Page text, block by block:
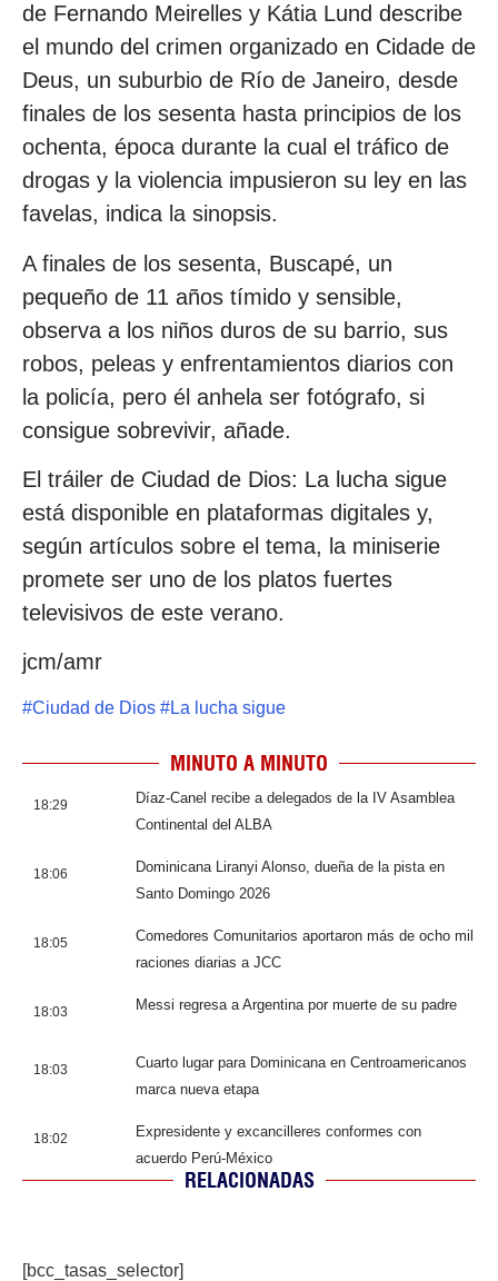
de Fernando Meirelles y Kátia Lund describe
el mundo del crimen organizado en Cidade de
Deus, un suburbio de Río de Janeiro, desde
finales de los sesenta hasta principios de los
ochenta, época durante la cual el tráfico de
drogas y la violencia impusieron su ley en las
favelas, indica la sinopsis.
A finales de los sesenta, Buscapé, un
pequeño de 11 años tímido y sensible,
observa a los niños duros de su barrio, sus
robos, peleas y enfrentamientos diarios con
la policía, pero él anhela ser fotógrafo, si
consigue sobrevivir, añade.
El tráiler de Ciudad de Dios: La lucha sigue
está disponible en plataformas digitales y,
según artículos sobre el tema, la miniserie
promete ser uno de los platos fuertes
televisivos de este verano.
jcm/amr
#Ciudad de Dios #La lucha sigue
MINUTO A MINUTO
18:29
Díaz-Canel recibe a delegados de la IV Asamblea
Continental del ALBA
18:06
Dominicana Liranyi Alonso, dueña de la pista en
Santo Domingo 2026
18:05
Comedores Comunitarios aportaron más de ocho mil
raciones diarias a JCC
18:03 Messi regresa a Argentina por muerte de su padre
18:03
Cuarto lugar para Dominicana en Centroamericanos
marca nueva etapa
18:02
Expresidente y excancilleres conformes con
acuerdo Perú-México
RELACIONADAS
[bcc_tasas_selector]